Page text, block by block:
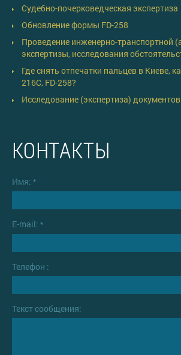
Судебно-почерковедческая экспертиза
Обновление формы FD-258
Проведение инженерно-транспортной
экспертизы, исследования
Где снять отпечатки пальцев в Киеве,
216C, FD-258?
Исследование (экспертиза)
КОНТАКТЫ
Имя: *
E-mail: *
Телефон :
Текст сообщения: